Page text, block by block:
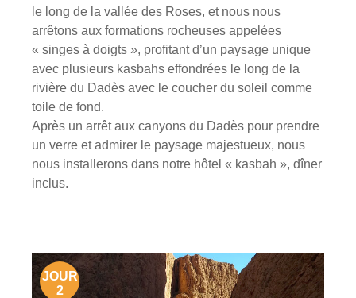
le long de la vallée des Roses, et nous nous
arrêtons aux formations rocheuses appelées
« singes à doigts », profitant d’un paysage unique
avec plusieurs kasbahs effondrées le long de la
rivière du Dadès avec le coucher du soleil comme
toile de fond.
Après un arrêt aux canyons du Dadès pour prendre
un verre et admirer le paysage majestueux, nous
nous installerons dans notre hôtel « kasbah », dîner
inclus.
JOUR
2